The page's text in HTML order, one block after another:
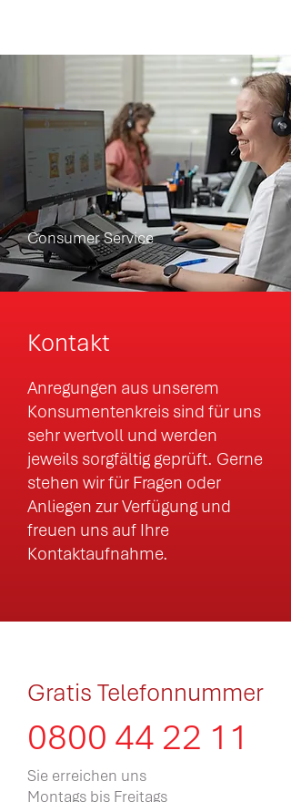
Consumer Service
Kontakt
Anregungen aus unserem
Konsumentenkreis sind für uns
sehr wertvoll und werden
jeweils sorgfältig geprüft. Gerne
stehen wir für Fragen oder
Anliegen zur Verfügung und
freuen uns auf Ihre
Kontaktaufnahme.
Gratis Telefonnummer
0800 44 22 11
Sie erreichen uns
Montags bis Freitags